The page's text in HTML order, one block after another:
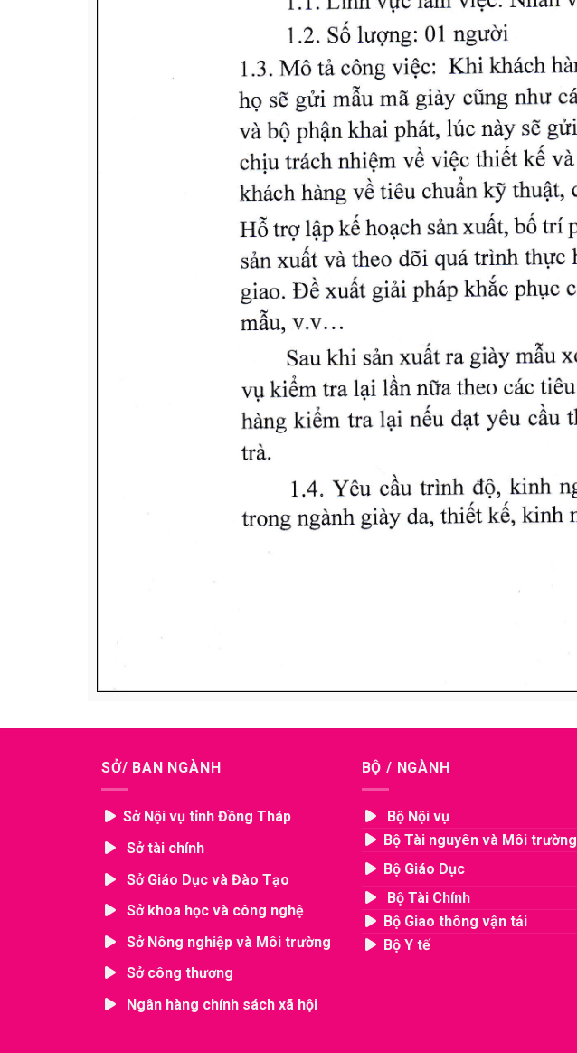
SỞ/ BAN NGÀNH
Sở Nội vụ tỉnh Đồng Tháp
Sở tài chính
Sở Giáo Dục và Đào Tạo
Sở khoa học và công nghệ
Sở Nông nghiệp và Môi trường
Sở công thương
Ngân hàng chính sách xã hội
BỘ / NGÀNH
Bộ Nội vụ
Bộ Tài nguyên và Môi trường
Bộ Giáo Dục
Bộ Tài Chính
Bộ Giao thông vận tải
Bộ Y tế